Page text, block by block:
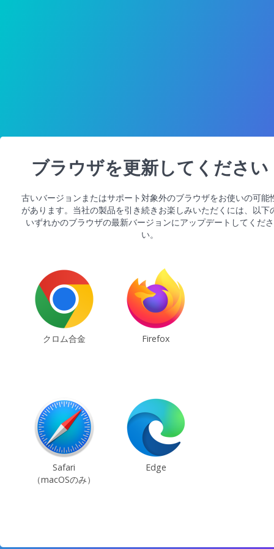
ブラウザを更新してください
古いバージョンまたはサポート対象外のブラウザをお使いの可能
があります。当社の製品を引き続きお楽しみいただくには、以下
いずれかのブラウザの最新バージョンにアップデートしてくださ
い。
クロム合金 Firefox
Safari
（macOSのみ）
Edge